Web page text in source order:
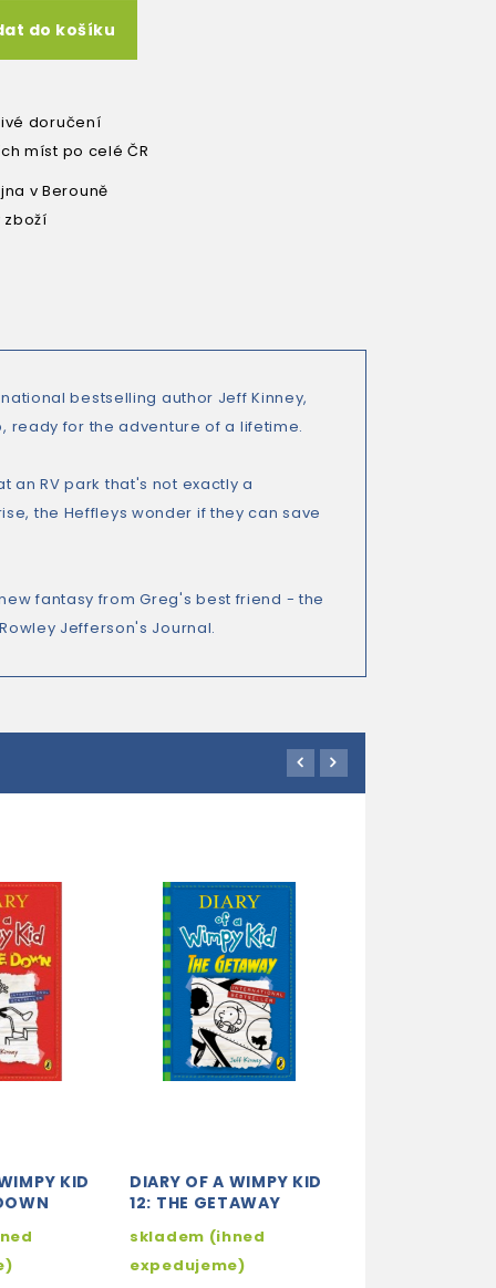
do košíku
doručení
míst po celé ČR
v Berouně
zboží
bestselling author Jeff Kinney,
ready for the adventure of a lifetime.
an RV park that's not exactly a
the Heffleys wonder if they can save
fantasy from Greg's best friend - the
Jefferson's Journal.
KID
DIARY OF A WIMPY KID
12: THE GETAWAY
skladem (ihned
expedujeme)